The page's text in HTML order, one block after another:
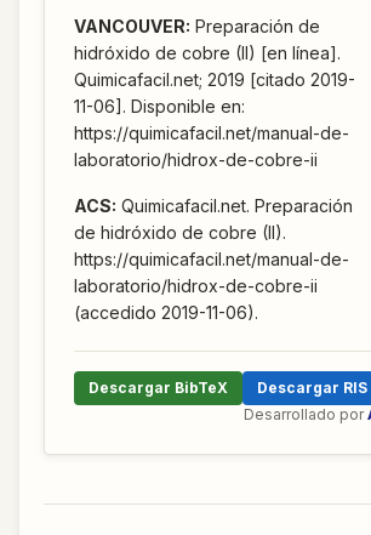
VANCOUVER: Preparación de
hidróxido de cobre (II) [en línea].
Quimicafacil.net; 2019 [citado 2019-
11-06]. Disponible en:
https://quimicafacil.net/manual-de-
laboratorio/hidrox-de-cobre-ii
ACS: Quimicafacil.net. Preparación
de hidróxido de cobre (II).
https://quimicafacil.net/manual-de-
laboratorio/hidrox-de-cobre-ii
(accedido 2019-11-06).
Descargar BibTeX
Descargar RIS
Desarrollado por